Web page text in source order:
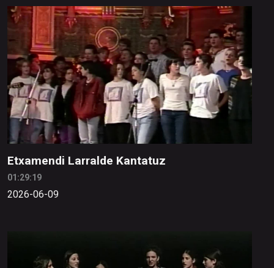
Etxamendi Larralde Kantatuz
01:29:19
2026-06-09